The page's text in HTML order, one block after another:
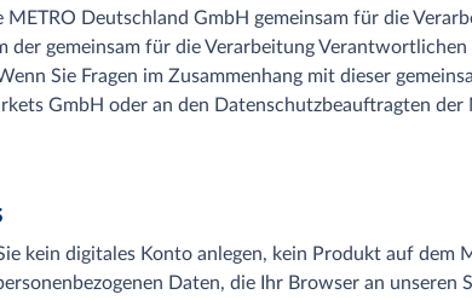
Deutschland GmbH gemeinsam für die
gemeinsam für die Verarbeitung Verantwortlichen
Sie Fragen im Zusammenhang mit dieser
GmbH oder an den Datenschutzbeauftragten der
kein digitales Konto anlegen, kein Produkt auf dem
Daten, die Ihr Browser an unseren